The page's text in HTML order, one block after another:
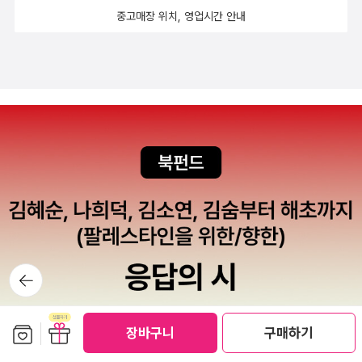
장바구니 구매하기
다. 유럽에서는 그 충돌이 ‘도시와 시골’ 같은 지역 간의 갈등과 차이
하고 이어서 구미 열강을 흉내 내어 주변 국가들을 침탈했다. 이러한
역사적 과정에 대한 경험의 공유는 자연스레 문학적 형상화에도 반영
된다. 모옌 세대 중국문학의 성취를 마르케스를 비롯한 비서구 지역
문학과 비교해보도록 하는 근거이다. 20세기의 혹독한 역사 경험, 혹
은 트라우마에 맞서는 민중의 형상은 2015년 노벨상 수상 작가 스베
틀라나 알렉시예비치의 ‘목소리 소설’들에서도 확인할 수 있다. <전
쟁은 여자의 얼굴을 하지 않았다>(1985)를 필두로 하여 <세컨드핸
드 타임>(2013, 한국어 개정판 제목은 ‘붉은 인간의 최후’)에 이르기
까지, 알렉시예비치는 비록 구술 기록과 동일시할 수 없다 하더라도
을 생생하게 파헤친 <피에 젖은 땅>! 정말 돈이 안 아깝고 눈에서 어
(너무나) 좋아하게 되었다. 23편의 이야기가 다 내 주변 어디선가 일
어날 법한, 그런 안타까우면서도 외롭고 쓸쓸한 사람들의 이야기였
다. 우리 주변의 보통 사람들이 겪는 외로움, 절망, 후회, 슬픔을 감상
적으로 다루지 않고 일정 거리를 두고 묘사하는 트레버의 글에는 독
자의 마음을 어루만지는 따뜻함이 있다. 이런 페이퍼 처음 써 보는데
'아 내가 이 책도 읽었었구나...' 다시 돌아볼 수 있는 시간을 갖게 되니
좋다. 올해 80여 권의 책을 읽었는데 내년에는 100권 이상을 읽고
싶다. 북플 이웃님들 올해도 많이 배웠고 즐거웠습니다. 님들을 만나
서 제 삶이 얼마나 풍성해졌는지 몰라요. 감사합니다.새해 복 많이 받
다섯 개 들어 있는 것이고, 압운은 시에서 행의 끝부분 등에 같은 음을
이상한 형태를 볼 수 있는데, 이는 셰익스피어가 때에 따라 두 행씩 각
끝 대사에서 이 형식을 사용했다고 한다. (35쪽, <셰익스피어 작품을
읽기 전에>) 재산을 물려받은 후 안면을 몰수하고 아버지를 내친 딸
을 볼 줄 모르고 잘못된 판단을 했던 스스로에 대한 한탄에 비해 딸에
대한 저주는 너무나 촘촘하고 찰지다. 4. 여성주의 고전을 읽는다/젠
더트러블/주디스버틀러읽기 여성주의 책 같이 읽기,를 하면서 좋
은 책들을 많이 읽었고, 또 다시 읽게 됐다. 조만간 다시 읽고 싶은 책
은 『가부장제의 창조』. 얼른 다시 읽어야 하는 책은 『성의 변증법』. 꼼
꼼히 다시 읽어야 할 책은 『제2의 성』. 오늘은 이 책을 읽는다. 보통은
앞에서 뒤로 차근히 읽는 편인데, 이 책은 <들어가는 글 - 고전으로
뒤로가
기
중고매장 위치, 영업시간 안내